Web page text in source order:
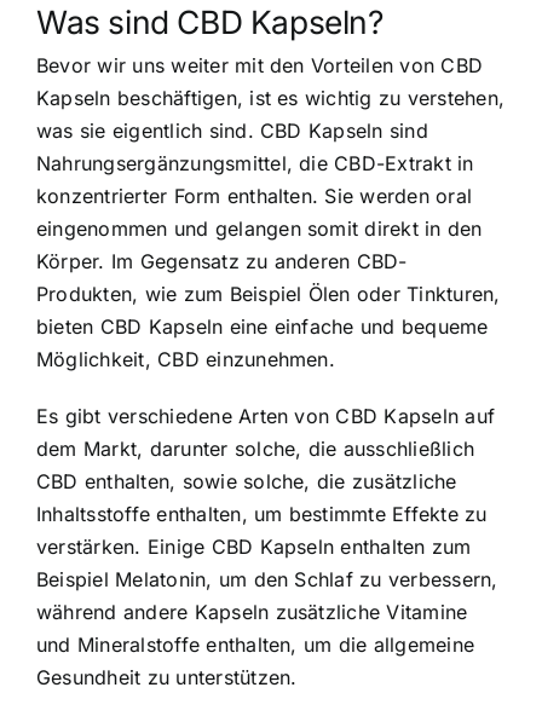
Was sind CBD Kapseln?
Bevor wir uns weiter mit den Vorteilen von CBD
Kapseln beschäftigen, ist es wichtig zu verstehen,
was sie eigentlich sind. CBD Kapseln sind
Nahrungsergänzungsmittel, die CBD-Extrakt in
konzentrierter Form enthalten. Sie werden oral
eingenommen und gelangen somit direkt in den
Körper. Im Gegensatz zu anderen CBD-
Produkten, wie zum Beispiel Ölen oder Tinkturen,
bieten CBD Kapseln eine einfache und bequeme
Möglichkeit, CBD einzunehmen.
Es gibt verschiedene Arten von CBD Kapseln auf
dem Markt, darunter solche, die ausschließlich
CBD enthalten, sowie solche, die zusätzliche
Inhaltsstoffe enthalten, um bestimmte Effekte zu
verstärken. Einige CBD Kapseln enthalten zum
Beispiel Melatonin, um den Schlaf zu verbessern,
während andere Kapseln zusätzliche Vitamine
und Mineralstoffe enthalten, um die allgemeine
Gesundheit zu unterstützen.